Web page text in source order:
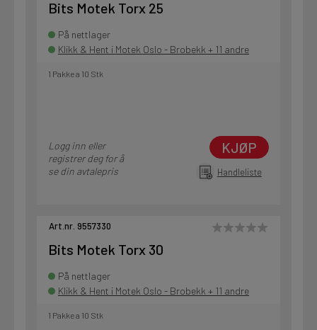
Bits Motek Torx 25
På nettlager
Klikk & Hent i Motek Oslo - Brobekk + 11 andre
1 Pakke a 10 Stk
Logg inn eller
registrer deg for å
se din avtalepris
KJØP
Handleliste
Art.nr. 9557330
Bits Motek Torx 30
På nettlager
Klikk & Hent i Motek Oslo - Brobekk + 11 andre
1 Pakke a 10 Stk